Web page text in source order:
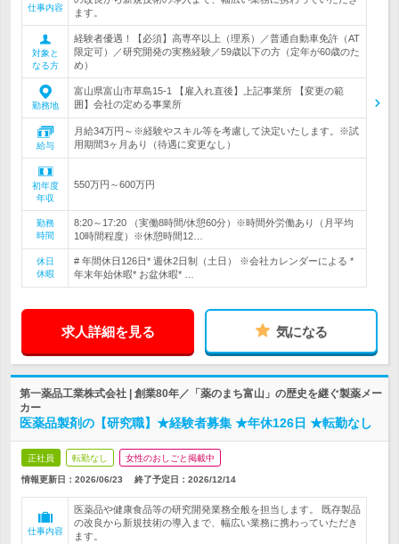
仕事内容
ます。
対象と
なる方
経験者優遇！【必須】高専卒以上（理系）／普通自動車免許（AT
限定可）／研究開発の実務経験／59歳以下の方（定年が60歳のた
め）
勤務地
富山県富山市草島15-1 【雇入れ直後】上記事業所 【変更の範
囲】会社の定める事業所
給与
月給34万円～※経験やスキル等を考慮して決定いたします。※試
用期間3ヶ月あり（待遇に変更なし）
初年度
年収
550万円～600万円
勤務
時間
8:20～17:20 （実働8時間/休憩60分）※時間外労働あり（月平均
10時間程度）※休憩時間12…
休日
休暇
# 年間休日126日* 週休2日制（土日） ※会社カレンダーによる *
年末年始休暇* お盆休暇* …
求人詳細を見る 気になる
第一薬品工業株式会社 | 創業80年／「薬のまち富山」の歴史を継ぐ製薬メー
カー
医薬品製剤の【研究職】★経験者募集 ★年休126日 ★転勤なし
正社員 転勤なし 女性のおしごと掲載中
情報更新日：2026/06/23 終了予定日： 2026/12/14
仕事内容
医薬品や健康食品等の研究開発業務全般を担当します。 既存製品
の改良から新規技術の導入まで、幅広い業務に携わっていただき
ます。